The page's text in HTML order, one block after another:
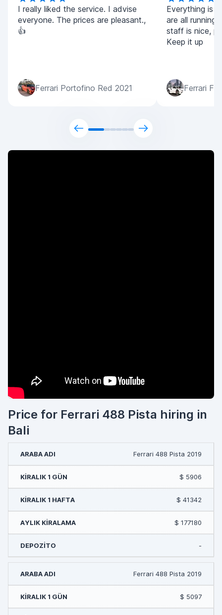
I really liked the service. I advise
everyone. The prices are pleasant.,
👍
Ferrari Portofino Red 2021
Everything is
are all running
staff is nice,
Keep it up
Ferrari
Price for Ferrari 488 Pista hiring in
Bali
Ferrari 488 Pista 2019
$ 5906
$ 41342
$ 177180
-
Ferrari 488 Pista 2019
$ 5097